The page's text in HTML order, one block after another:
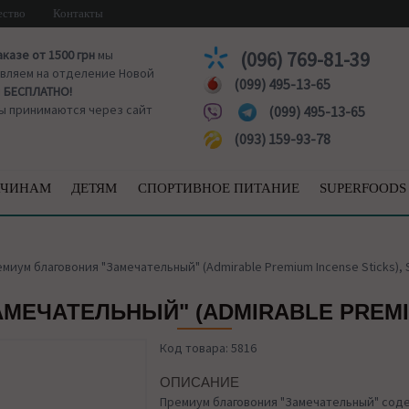
Контакты
от 1500 грнмы
на отделение Новой
БЕСПЛАТНО!
принимаются через сайт
(096) 769-81-39
(099) 495-13-65
(099) 495-13-65
(093) 159-93-78
ДЕТЯМ СПОРТИВНОЕ ПИТАНИЕ SUPERFOODS
благовония "Замечательный" (Admirable Premium Incense Sticks),
(ADMIRABLE
Код товара: 5816
ОПИСАНИЕ
Премиум благовония "Замечательный"